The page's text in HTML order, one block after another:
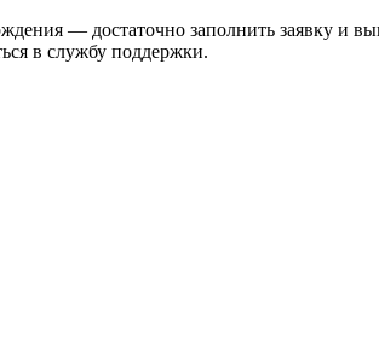
— достаточно заполнить заявку и
в службу поддержки.